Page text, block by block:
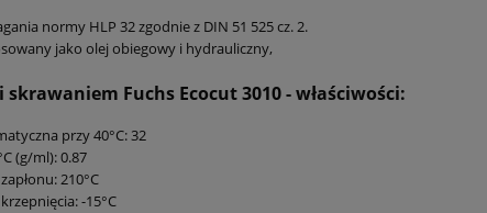
normy HLP 32 zgodnie z DIN 51 525 cz. 2.
jako olej obiegowy i hydrauliczny,
Fuchs Ecocut 3010- właściwości:
przy 40°C: 32
(g/ml): 0.87
210°C
-15°C